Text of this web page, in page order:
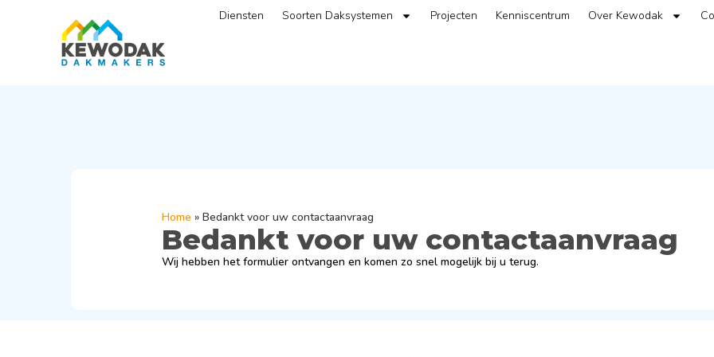
Diensten Soorten Daksystemen Projecten Kenniscentrum Over Kewodak
Home »Bedankt voor uw contactaanvraag
Bedankt voor uw contactaanvraag
Wij hebben het formulier ontvangen en komen zo snel mogelijk bij u terug.